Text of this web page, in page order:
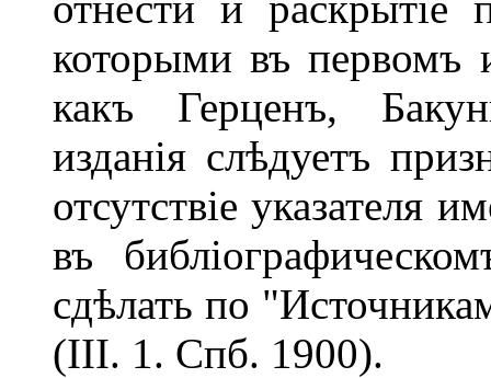
которыми въ первомъ
какъ Герценъ,
изданія слѣдуетъ
отсутствіе указателя
въ
сдѣлать по
(III. 1. Спб. 1900).